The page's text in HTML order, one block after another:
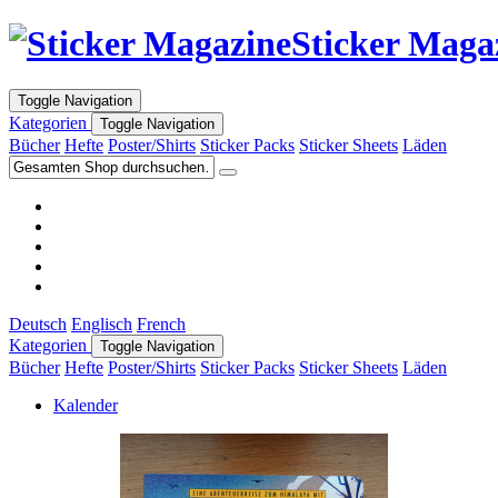
Sticker
Toggle Navigation
Kategorien Toggle Navigation
Bücher Hefte Poster/Shirts Sticker Packs Sticker Sheets Läden
Deutsch Englisch French
Kategorien
Toggle Navigation
Bücher Hefte Poster/Shirts Sticker Packs Sticker Sheets Läden
Kalender